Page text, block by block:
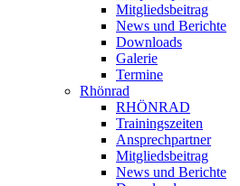
Mitgliedsbeitrag
News und Berichte
Downloads
Galerie
Termine
Rhönrad
RHÖNRAD
Trainingszeiten
Ansprechpartner
Mitgliedsbeitrag
News und Berichte